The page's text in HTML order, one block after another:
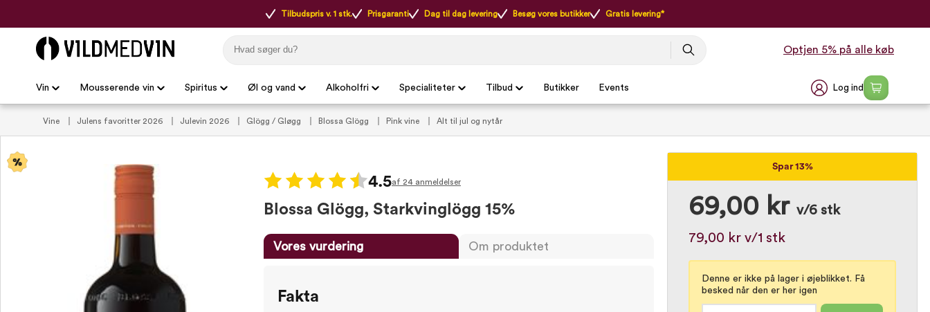
Tilbudspris v. 1 stk. Prisgaranti Dag til dag levering Besøg vores butikker Gratis levering*
Optjen 5% på alle køb
Vin Mousserende vin Spiritus Øl og vand Alkoholfri Specialiteter Tilbud Butikker Events Log ind
Vine Julens favoritter 2026 Julevin 2026 Glögg / Gløgg Blossa Glögg Pink vine Alt til jul og nytår
Spar 13%
69,00 kr v/6 stk
79,00 kr v/1 stk
Denne er ikke på lager i øjeblikket. Få
besked når den er her igen
4.5af 24 anmeldelser
Blossa Glögg, Starkvinglögg 15%
Vores vurdering Om produktet
Fakta